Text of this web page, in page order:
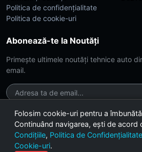
Politica de confidențialitate
Politica de cookie-uri
Abonează-te la Noutăți
Primește ultimele noutăți tehnice auto
email.
© 2026 CarsDB. Toate drepturile
enthusiasts.
Folosim cookie-uri pentru a
Continuând navigarea, ești de acord
Condițiile, Politica de Confidențialitate
Cookie-uri.